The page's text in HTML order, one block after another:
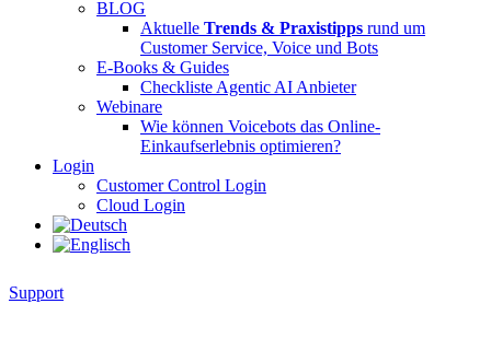
BLOG
Aktuelle Trends & Praxistipps rund um
Customer Service, Voice und Bots
E-Books & Guides
Checkliste Agentic AI Anbieter
Webinare
Wie können Voicebots das Online-
Einkaufserlebnis optimieren?
Login
Customer Control Login
Cloud Login
Support